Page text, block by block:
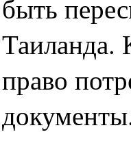
быть
Таиланда.
право